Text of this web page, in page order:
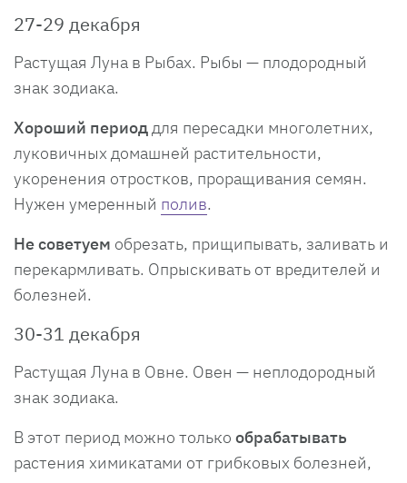
27-29 декабря
Растущая Луна в Рыбах. Рыбы — плодородный
знак зодиака.
Хороший периоддля пересадки многолетних,
луковичных домашней растительности,
укоренения отростков, проращивания семян.
Нужен умеренный полив.
Не советуем обрезать, прищипывать, заливать и
перекармливать. Опрыскивать от вредителей и
болезней.
30-31 декабря
Растущая Луна в Овне. Овен — неплодородный
знак зодиака.
В этот период можно только обрабатывать
растения химикатами от грибковых болезней,